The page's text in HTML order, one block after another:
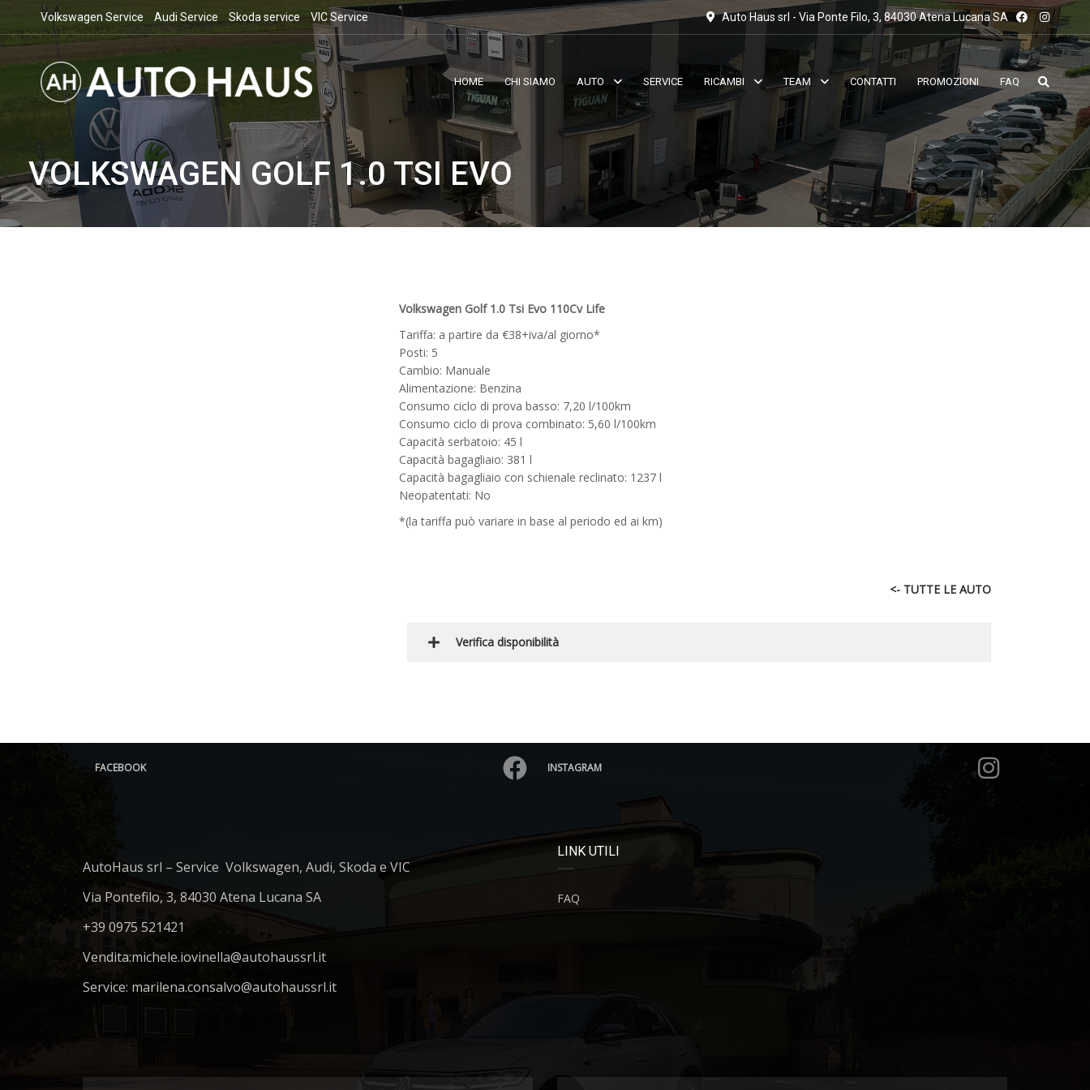
Volkswagen Service Audi Service Skoda service VIC Service Auto Haus srl - Via Ponte Filo, 3, 84030 Atena Lucana SA
HOME CHI SIAMO AUTO SERVICE RICAMBI TEAM CONTATTI PROMOZIONI FAQ
VOLKSWAGEN GOLF 1.0 TSI EVO
Volkswagen Golf 1.0 Tsi Evo 110Cv Life
Tariffa: a partire da €38+iva/al giorno*
Posti: 5
Cambio: Manuale
Alimentazione: Benzina
Consumo ciclo di prova basso: 7,20 l/100km
Consumo ciclo di prova combinato: 5,60 l/100km
Capacità serbatoio: 45 l
Capacità bagagliaio: 381 l
Capacità bagagliaio con schienale reclinato: 1237 l
Neopatentati: No
*(la tariffa può variare in base al periodo ed ai km)
<- TUTTE LE AUTO
Verifica disponibilità
FACEBOOK INSTAGRAM
AutoHaus srl – Service Volkswagen, Audi, Skoda e VIC
Via Pontefilo, 3, 84030 Atena Lucana SA
+39 0975 521421
Vendita:michele.iovinella@autohaussrl.it
Service: marilena.consalvo@autohaussrl.it
LINK UTILI
FAQ